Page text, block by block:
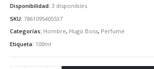
Disponibilidad: 3 disponibles
SKU: 7861095405537
Categorías: Hombre, Hugo Boss, Perfume
Etiqueta: 100ml